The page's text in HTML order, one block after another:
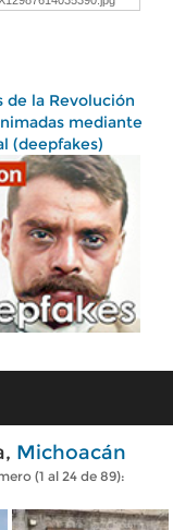
de la Revolución
mediante
(deepfakes)
Michoacán
(1 al 24 de 89):